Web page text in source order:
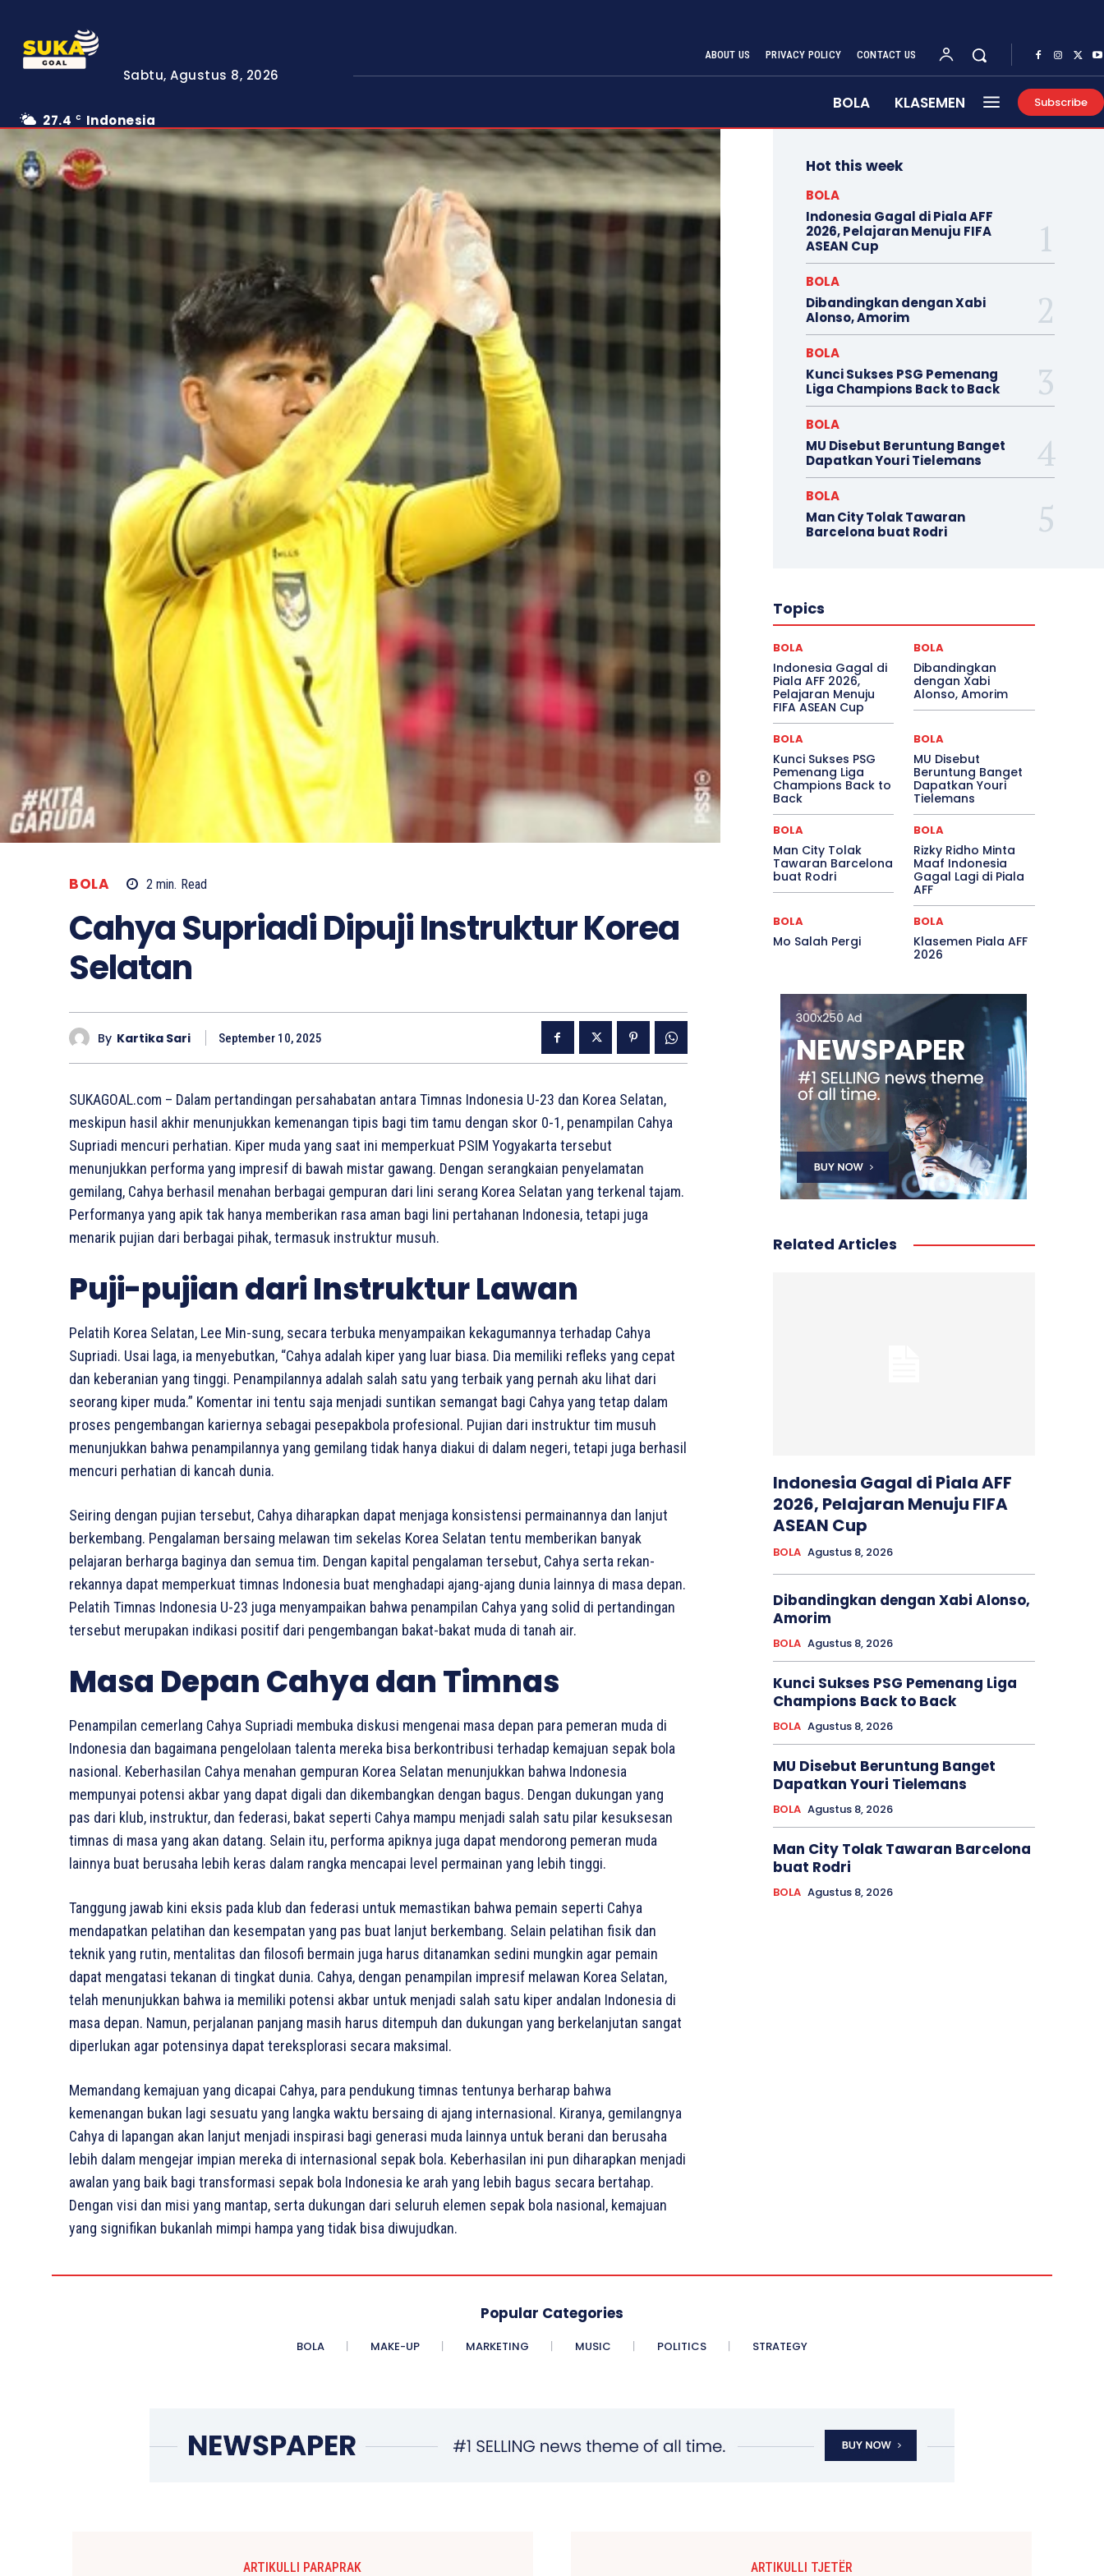
Sabtu, Agustus 8, 2026
27.4 C Indonesia
ABOUT US PRIVACY POLICY CONTACT US
BOLA KLASEMEN Subscribe
BOLA 2 min. Read
Cahya Supriadi Dipuji Instruktur Korea
Selatan
By Kartika Sari September 10, 2025
SUKAGOAL.com – Dalam pertandingan persahabatan antara Timnas Indonesia U-23 dan Korea Selatan,
meskipun hasil akhir menunjukkan kemenangan tipis bagi tim tamu dengan skor 0-1, penampilan Cahya
Supriadi mencuri perhatian. Kiper muda yang saat ini memperkuat PSIM Yogyakarta tersebut
menunjukkan performa yang impresif di bawah mistar gawang. Dengan serangkaian penyelamatan
gemilang, Cahya berhasil menahan berbagai gempuran dari lini serang Korea Selatan yang terkenal tajam.
Performanya yang apik tak hanya memberikan rasa aman bagi lini pertahanan Indonesia, tetapi juga
menarik pujian dari berbagai pihak, termasuk instruktur musuh.
Puji-pujian dari Instruktur Lawan
Pelatih Korea Selatan, Lee Min-sung, secara terbuka menyampaikan kekagumannya terhadap Cahya
Supriadi. Usai laga, ia menyebutkan, “Cahya adalah kiper yang luar biasa. Dia memiliki refleks yang cepat
dan keberanian yang tinggi. Penampilannya adalah salah satu yang terbaik yang pernah aku lihat dari
seorang kiper muda.” Komentar ini tentu saja menjadi suntikan semangat bagi Cahya yang tetap dalam
proses pengembangan kariernya sebagai pesepakbola profesional. Pujian dari instruktur tim musuh
menunjukkan bahwa penampilannya yang gemilang tidak hanya diakui di dalam negeri, tetapi juga berhasil
mencuri perhatian di kancah dunia.
Seiring dengan pujian tersebut, Cahya diharapkan dapat menjaga konsistensi permainannya dan lanjut
berkembang. Pengalaman bersaing melawan tim sekelas Korea Selatan tentu memberikan banyak
pelajaran berharga baginya dan semua tim. Dengan kapital pengalaman tersebut, Cahya serta rekan-
rekannya dapat memperkuat timnas Indonesia buat menghadapi ajang-ajang dunia lainnya di masa depan.
Pelatih Timnas Indonesia U-23 juga menyampaikan bahwa penampilan Cahya yang solid di pertandingan
tersebut merupakan indikasi positif dari pengembangan bakat-bakat muda di tanah air.
Masa Depan Cahya dan Timnas
Penampilan cemerlang Cahya Supriadi membuka diskusi mengenai masa depan para pemeran muda di
Indonesia dan bagaimana pengelolaan talenta mereka bisa berkontribusi terhadap kemajuan sepak bola
nasional. Keberhasilan Cahya menahan gempuran Korea Selatan menunjukkan bahwa Indonesia
mempunyai potensi akbar yang dapat digali dan dikembangkan dengan bagus. Dengan dukungan yang
pas dari klub, instruktur, dan federasi, bakat seperti Cahya mampu menjadi salah satu pilar kesuksesan
timnas di masa yang akan datang. Selain itu, performa apiknya juga dapat mendorong pemeran muda
lainnya buat berusaha lebih keras dalam rangka mencapai level permainan yang lebih tinggi.
Tanggung jawab kini eksis pada klub dan federasi untuk memastikan bahwa pemain seperti Cahya
mendapatkan pelatihan dan kesempatan yang pas buat lanjut berkembang. Selain pelatihan fisik dan
teknik yang rutin, mentalitas dan filosofi bermain juga harus ditanamkan sedini mungkin agar pemain
dapat mengatasi tekanan di tingkat dunia. Cahya, dengan penampilan impresif melawan Korea Selatan,
telah menunjukkan bahwa ia memiliki potensi akbar untuk menjadi salah satu kiper andalan Indonesia di
masa depan. Namun, perjalanan panjang masih harus ditempuh dan dukungan yang berkelanjutan sangat
diperlukan agar potensinya dapat tereksplorasi secara maksimal.
Memandang kemajuan yang dicapai Cahya, para pendukung timnas tentunya berharap bahwa
kemenangan bukan lagi sesuatu yang langka waktu bersaing di ajang internasional. Kiranya, gemilangnya
Cahya di lapangan akan lanjut menjadi inspirasi bagi generasi muda lainnya untuk berani dan berusaha
lebih dalam mengejar impian mereka di internasional sepak bola. Keberhasilan ini pun diharapkan menjadi
awalan yang baik bagi transformasi sepak bola Indonesia ke arah yang lebih bagus secara bertahap.
Dengan visi dan misi yang mantap, serta dukungan dari seluruh elemen sepak bola nasional, kemajuan
yang signifikan bukanlah mimpi hampa yang tidak bisa diwujudkan.
Hot this week
BOLA
Indonesia Gagal di Piala AFF
2026, Pelajaran Menuju FIFA
ASEAN Cup
BOLA
Dibandingkan dengan Xabi
Alonso, Amorim
BOLA
Kunci Sukses PSG Pemenang
Liga Champions Back to Back
BOLA
MU Disebut Beruntung Banget
Dapatkan Youri Tielemans
BOLA
Man City Tolak Tawaran
Barcelona buat Rodri
Topics
BOLA
Indonesia Gagal di
Piala AFF 2026,
Pelajaran Menuju
FIFA ASEAN Cup
BOLA
Dibandingkan
dengan Xabi
Alonso, Amorim
BOLA
Kunci Sukses PSG
Pemenang Liga
Champions Back to
Back
BOLA
MU Disebut
Beruntung Banget
Dapatkan Youri
Tielemans
BOLA
Man City Tolak
Tawaran Barcelona
buat Rodri
BOLA
Rizky Ridho Minta
Maaf Indonesia
Gagal Lagi di Piala
AFF
BOLA
Mo Salah Pergi
BOLA
Klasemen Piala AFF
2026
Related Articles
Indonesia Gagal di Piala AFF
2026, Pelajaran Menuju FIFA
ASEAN Cup
BOLA Agustus 8, 2026
Dibandingkan dengan Xabi Alonso,
Amorim
BOLA Agustus 8, 2026
Kunci Sukses PSG Pemenang Liga
Champions Back to Back
BOLA Agustus 8, 2026
MU Disebut Beruntung Banget
Dapatkan Youri Tielemans
BOLA Agustus 8, 2026
Man City Tolak Tawaran Barcelona
buat Rodri
BOLA Agustus 8, 2026
Popular Categories
BOLA MAKE-UP MARKETING MUSIC POLITICS STRATEGY
ARTIKULLI PARAPRAK ARTIKULLI TJETËR